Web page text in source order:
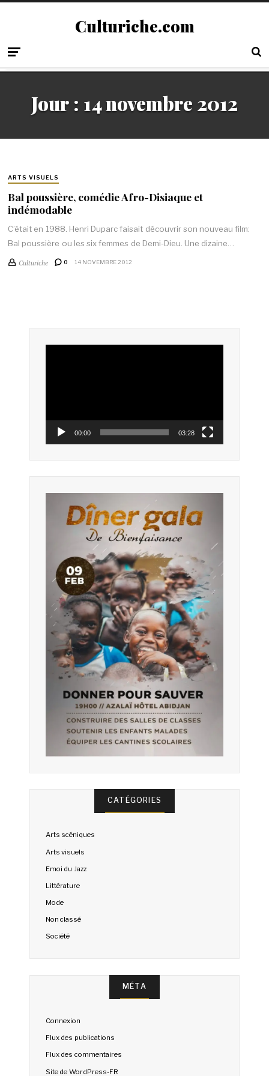
Culturiche.com
Jour : 14 novembre 2012
ARTS VISUELS
Bal poussière, comédie Afro-Disiaque et
indémodable
C’était en 1988. Henri Duparc faisait découvrir son nouveau film:
Bal poussière ou les six femmes de Demi-Dieu. Une dizaine…
Culturiche 0 14 NOVEMBRE 2012
00:00 03:28
CATÉGORIES
Arts scéniques
Arts visuels
Emoi du Jazz
Littérature
Mode
Non classé
Société
MÉTA
Connexion
Flux des publications
Flux des commentaires
Site de WordPress-FR